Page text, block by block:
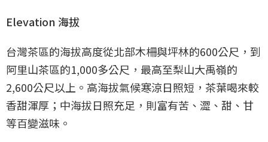
Elevation 海拔
台灣茶區的海拔高度從北部木柵與坪林的600公尺，到
阿里山茶區的1,000多公尺，最高至梨山大禹嶺的
2,600公尺以上。高海拔氣候寒涼日照短，茶葉喝來較
香甜渾厚；中海拔日照充足，則富有苦、澀、甜、甘
等百變滋味。